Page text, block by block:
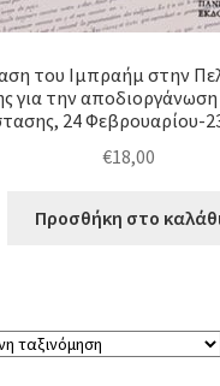
του Ιμπραήμ στην
για την αποδιοργάνωση
24 Φεβρουαρίου-
€18,00
Προσθήκη στο